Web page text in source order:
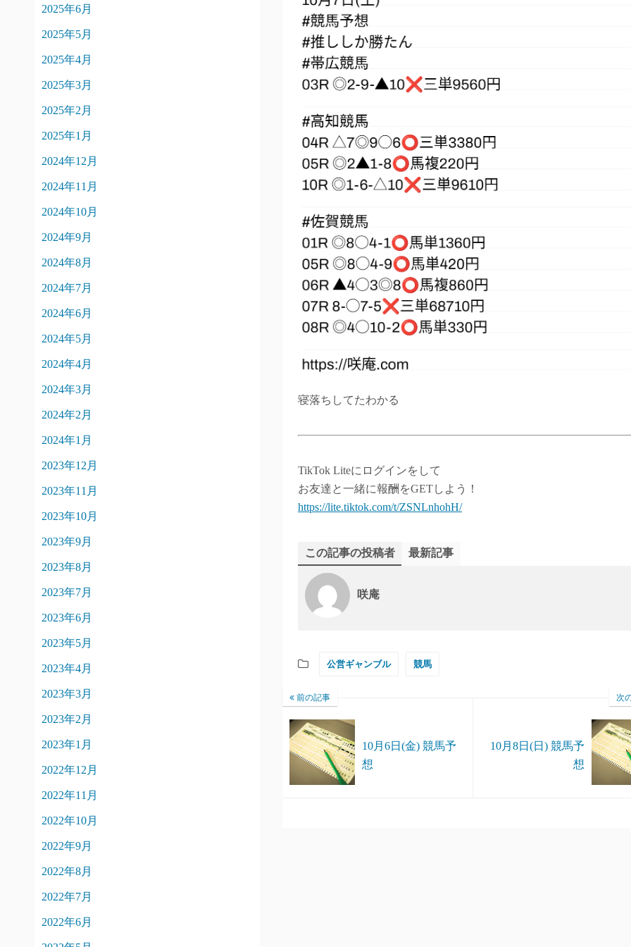
寝落ちしてたわかる
TikTok Liteにログインをして
お友達と一緒に報酬をGETしよう！
https://lite.tiktok.com/t/ZSNLnhohH/
この記事の投稿者 最新記事
咲庵
公営ギャンブル 競馬
前の記事
10月6日(金) 競馬予
想
次
10月8日(日) 競馬予
想
2025年6月
2025年5月
2025年4月
2025年3月
2025年2月
2025年1月
2024年12月
2024年11月
2024年10月
2024年9月
2024年8月
2024年7月
2024年6月
2024年5月
2024年4月
2024年3月
2024年2月
2024年1月
2023年12月
2023年11月
2023年10月
2023年9月
2023年8月
2023年7月
2023年6月
2023年5月
2023年4月
2023年3月
2023年2月
2023年1月
2022年12月
2022年11月
2022年10月
2022年9月
2022年8月
2022年7月
2022年6月